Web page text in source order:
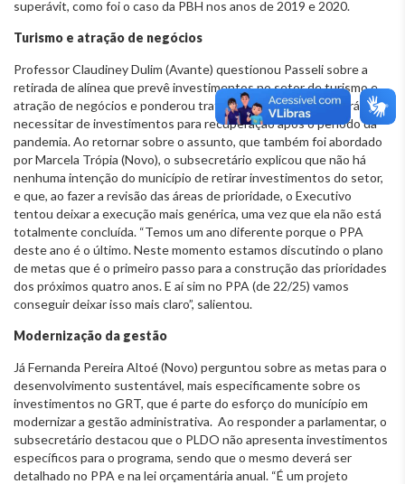
superávit, como foi o caso da PBH nos anos de 2019 e 2020.
Turismo e atração de negócios
Professor Claudiney Dulim (Avante) questionou Passeli sobre a
retirada de alínea que prevê investimentos no setor de turismo e
atração de negócios e ponderou tratar-se de um setor que irá
necessitar de investimentos para recuperação após o período da
pandemia. Ao retornar sobre o assunto, que também foi abordado
por Marcela Trópia (Novo), o subsecretário explicou que não há
nenhuma intenção do município de retirar investimentos do setor,
e que, ao fazer a revisão das áreas de prioridade, o Executivo
tentou deixar a execução mais genérica, uma vez que ela não está
totalmente concluída. “Temos um ano diferente porque o PPA
deste ano é o último. Neste momento estamos discutindo o plano
de metas que é o primeiro passo para a construção das prioridades
dos próximos quatro anos. E aí sim no PPA (de 22/25) vamos
conseguir deixar isso mais claro”, salientou.
Modernização da gestão
Já Fernanda Pereira Altoé (Novo) perguntou sobre as metas para o
desenvolvimento sustentável, mais especificamente sobre os
investimentos no GRT, que é parte do esforço do município em
modernizar a gestão administrativa. Ao responder a parlamentar, o
subsecretário destacou que o PLDO não apresenta investimentos
específicos para o programa, sendo que o mesmo deverá ser
detalhado no PPA e na lei orçamentária anual. “É um projeto